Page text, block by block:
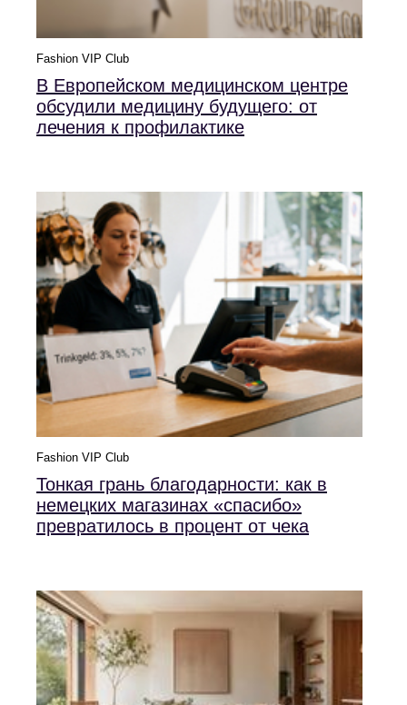
Fashion VIP Club
В Европейском медицинском центре
обсудили медицину будущего: от
лечения к профилактике
Fashion VIP Club
Тонкая грань благодарности: как в
немецких магазинах «спасибо»
превратилось в процент от чека